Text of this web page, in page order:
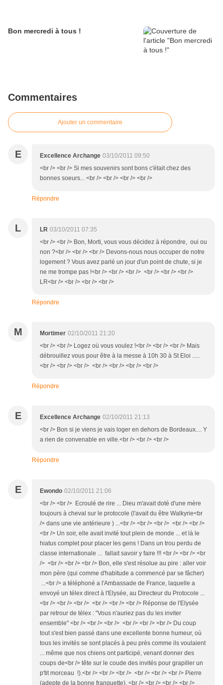
Bon mercredi à tous !
Commentaires
Ajouter un commentaire
E Excellence Archange 03/10/2011 09:50
<br /> <br /> Si mes souvenirs sont bons c'était chez des
bonnes soeurs... <br /> <br /> <br /> <br />
Répondre
L LR 03/10/2011 07:35
<br /> <br /> Bon, Morti, vous vous décidez à répondre, oui ou
non ?<br /> <br /> <br /> Devons-nous nous occuper de notre
logement ? Vous avez parlé un jour d'un point de chute, si je
ne me trompe pas !<br /> <br /> <br /> <br /> <br /> <br />
LR<br /> <br /> <br /> <br />
Répondre
M Mortimer 02/10/2011 21:20
<br /> <br /> Logez où vous voulez !<br /> <br /> <br /> Mais
débrouillez vous pour être à la messe à 10h 30 à St Eloi .....
<br /> <br /> <br /> <br /> <br /> <br /> <br />
Répondre
E Excellence Archange 02/10/2011 21:13
<br /> Bon si je viens je vais loger en dehors de Bordeaux.... Y
a rien de convenable en ville.<br /> <br /> <br />
Répondre
E Ewondo 02/10/2011 21:06
<br /> <br /> Ecroulé de rire ... Dieu m'avait doté d'une mère
toujours à cheval sur le protocole (l'avait du être Walkyrie<br
/> dans une vie antérieure ) ...<br /> <br /> <br /> <br /> <br />
<br /> Un soir, elle avait invité tout plein de monde ... et là le
hiatus complet pour placer les gens ! Dans un trou perdu de
classe internationale ... fallait savoir y faire !!! <br /> <br /> <br
/> <br /> <br /> <br /> Bon, elle s'est résolue au pire : aller voir
mon père (qui comme d'habitude a commencé par se fâcher)
...<br /> a téléphoné a l'Ambassade de France, laquelle a
envoyé un télex direct à l'Elysée, au Directeur du Protocole ...
<br /> <br /> <br /> <br /> <br /> <br /> Réponse de l'Elysée
par retrour de télex : "Vous n'auriez pas du les inviter
ensemble" <br /> <br /> <br /> <br /> <br /> <br /> Du coup
tout s'est bien passé dans une excellente bonne humeur, où
tous les invités se sont placés à peu près comme ils voulaient
... même que nos chiens ont participé, venant donner des
coups de<br /> tête sur le coude des invités pour grapiller un
p'tit morceau !).<br /> <br /> <br /> <br /> <br /> <br /> Pierre
(adepte de la bonne franquette). <br /> <br /> <br /> <br />